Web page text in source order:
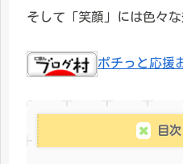
そして「笑顔」には色々
ポチっと応援
目次